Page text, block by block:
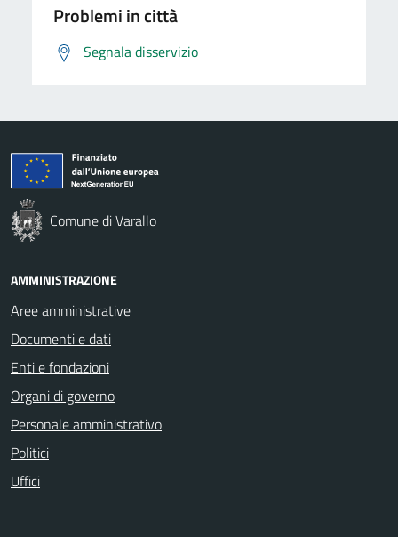
Problemi in città
Segnala disservizio
Comune di Varallo
AMMINISTRAZIONE
Aree amministrative
Documenti e dati
Enti e fondazioni
Organi di governo
Personale amministrativo
Politici
Uffici